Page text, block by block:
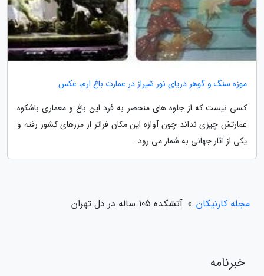
موزه سنگ و گوهر دریای نور شیراز در عمارت باغ ارم، عکس
کسی نیست که از جلوه های منحصر به فرد این باغ و معماری باشکوه
عمارتش چیزی نداند چون آوازه این مکان فراتر از مرزهای کشور رفته و
یکی از آثار جهانی به شمار می رود.
مجله کارنیکان » آتشکده 105 ساله در دل تهران
خبرنامه